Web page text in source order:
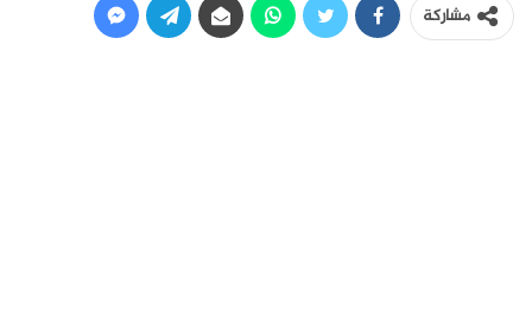
مشاركة